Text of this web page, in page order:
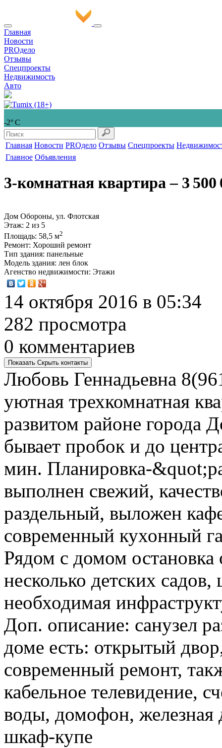
Главная
Новости
PROдело
Отзывы
Спецпроекты
Недвижимость
Авто
-2° С
Главная Новости PROдело Отзывы Спецпроекты
Главное Объявления
3-комнатная квартира‒ 3 500
Дом Обороны, ул. Флотская
Этаж: 2 из 5
Площадь: 58,5 м2
Ремонт: Хороший ремонт
Тип здания: панельные
Модель здания: лен блок
Агенство недвижимости: Этажи
14 октября 2016 в 05:34
282 просмотра
0 комментариев
Показать Скрыть контакты
Любовь Геннадьевна
уютная трехкомнатная
развитом районе города
бывает пробок и до
мин. Планировка-
выполнен свежий,
раздельный, выложен
современный кухонный
Рядом с домом остановка
несколько детских
необходимая
Доп. описание: санузел
доме есть: открытый
современный ремонт,
кабельное телевидение,
воды, домофон, железная
шкаф-купе